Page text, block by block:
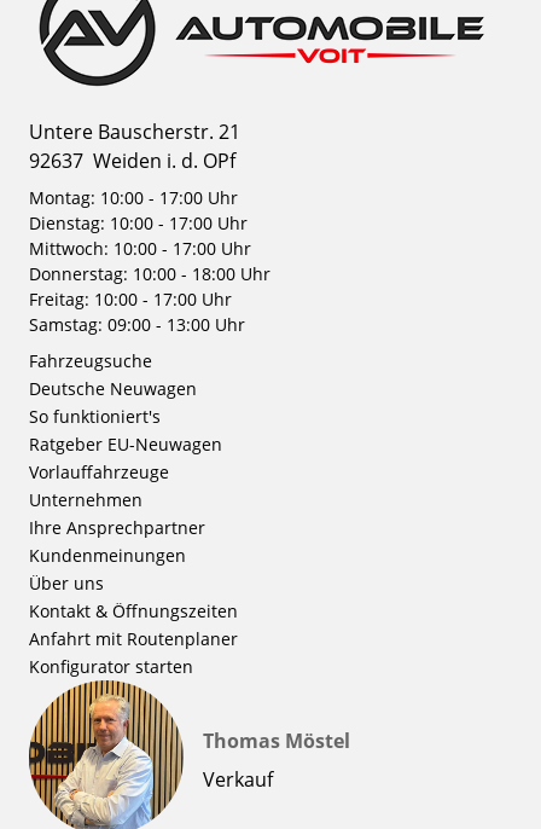
Untere Bauscherstr. 21
92637 Weiden i. d. OPf
Montag: 10:00 - 17:00 Uhr
Dienstag: 10:00 - 17:00 Uhr
Mittwoch: 10:00 - 17:00 Uhr
Donnerstag: 10:00 - 18:00 Uhr
Freitag: 10:00 - 17:00 Uhr
Samstag: 09:00 - 13:00 Uhr
Fahrzeugsuche
Deutsche Neuwagen
So funktioniert's
Ratgeber EU-Neuwagen
Vorlauffahrzeuge
Unternehmen
Ihre Ansprechpartner
Kundenmeinungen
Über uns
Kontakt & Öffnungszeiten
Anfahrt mit Routenplaner
Konfigurator starten
Thomas Möstel
Verkauf